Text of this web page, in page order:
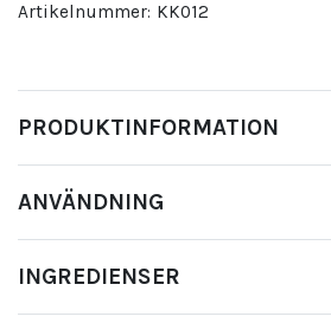
Artikelnummer: KK012
PRODUKTINFORMATION
ANVÄNDNING
INGREDIENSER